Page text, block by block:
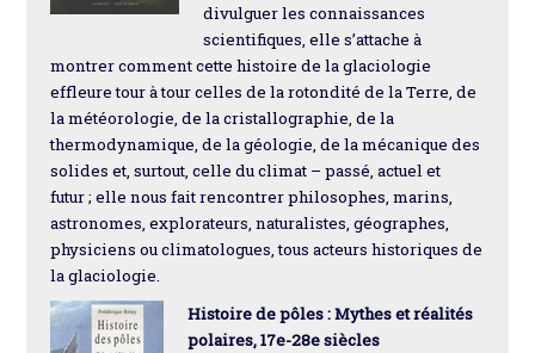
divulguer les connaissances
scientifiques, elle s’attache à
montrer comment cette histoire de la glaciologie
effleure tour à tour celles de la rotondité de la Terre, de
la météorologie, de la cristallographie, de la
thermodynamique, de la géologie, de la mécanique des
solides et, surtout, celle du climat – passé, actuel et
futur ; elle nous fait rencontrer philosophes, marins,
astronomes, explorateurs, naturalistes, géographes,
physiciens ou climatologues, tous acteurs historiques de
la glaciologie.
Histoire de pôles : Mythes et réalités
polaires, 17e-28e siècles